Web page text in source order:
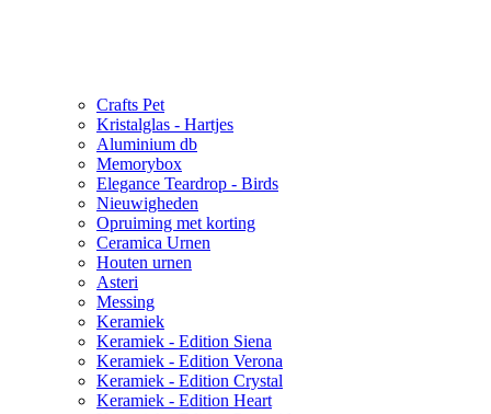
Crafts Pet
Kristalglas - Hartjes
Aluminium db
Memorybox
Elegance Teardrop - Birds
Nieuwigheden
Opruiming met korting
Ceramica Urnen
Houten urnen
Asteri
Messing
Keramiek
Keramiek - Edition Siena
Keramiek - Edition Verona
Keramiek - Edition Crystal
Keramiek - Edition Heart